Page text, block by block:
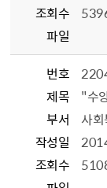
조회수
파일
번호
제목
"수
부서
사
작성일
조회수